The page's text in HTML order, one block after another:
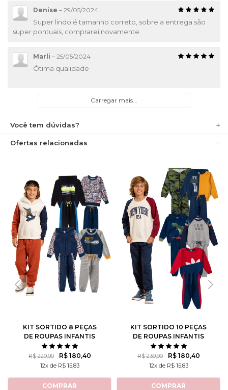
Denise – 29/05/2024
Super lindo é tamanho correto, sobre a entrega são
super pontuais, comprarei novamente.
Marli – 25/05/2024
Ótima qualidade
Carregar mais...
Você tem dúvidas?
Ofertas relacionadas
KIT SORTIDO 8 PEÇAS
DE ROUPAS INFANTIS
MASCULINO INVERNO - 4
CASACOS + 4 CALÇAS
R$ 229,90 R$ 180,40
12x de R$ 15,83
COMPRAR
KIT SORTIDO 10 PEÇAS
DE ROUPAS INFANTIS
MASCULINO INVERNO - 5
CASACOS + 5 CALÇAS
R$ 239,90 R$ 180,40
12x de R$ 15,83
COMPRAR